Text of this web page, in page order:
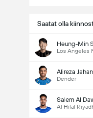
Saatat olla
Heung-Min
Los Angeles
Alireza
Dender
Salem Al
Al Hilal